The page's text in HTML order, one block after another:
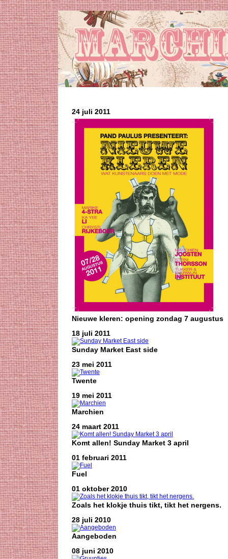
24 juli 2011
Nieuwe kleren: opening zondag 7 augustus
18 juli 2011
Sunday Market East side
23 mei 2011
Twente
19 mei 2011
Marchien
24 maart 2011
Komt allen! Sunday Market 3 april
01 februari 2011
Fuel
01 oktober 2010
Zoals het klokje thuis tikt, tikt het nergens.
28 juli 2010
Aangeboden
08 juni 2010